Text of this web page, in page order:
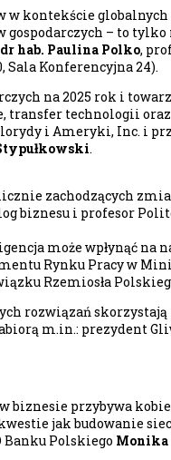
w kontekście
gospodarczych – to
dr hab. Paulina Polko,
Sala Konferencyjna 24).
na 2025 rok i
transfer technologii
i Ameryki, Inc. i
.
zachodzących
biznesu i profesor
może wpłynąć na
Rynku Pracy w
Rzemiosła
rozwiązań
m.in.: prezydent
przybywa
jak budowanie
Banku Polskiego Monika